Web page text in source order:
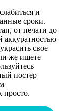
и
сроки.
от печати до
аккуратностью
свое
же ищете
постер
просто.